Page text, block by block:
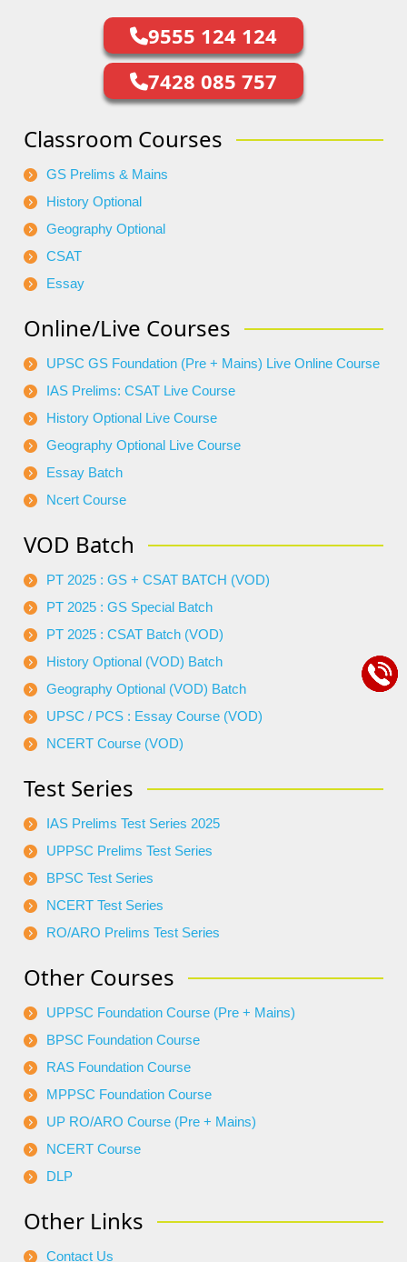
9555 124 124
7428 085 757
Classroom Courses
GS Prelims & Mains
History Optional
Geography Optional
CSAT
Essay
Online/Live Courses
UPSC GS Foundation (Pre + Mains) Live Online Course
IAS Prelims: CSAT Live Course
History Optional Live Course
Geography Optional Live Course
Essay Batch
Ncert Course
VOD Batch
PT 2025 : GS + CSAT BATCH (VOD)
PT 2025 : GS Special Batch
PT 2025 : CSAT Batch (VOD)
History Optional (VOD) Batch
Geography Optional (VOD) Batch
UPSC / PCS : Essay Course (VOD)
NCERT Course (VOD)
Test Series
IAS Prelims Test Series 2025
UPPSC Prelims Test Series
BPSC Test Series
NCERT Test Series
RO/ARO Prelims Test Series
Other Courses
UPPSC Foundation Course (Pre + Mains)
BPSC Foundation Course
RAS Foundation Course
MPPSC Foundation Course
UP RO/ARO Course (Pre + Mains)
NCERT Course
DLP
Other Links
Contact Us